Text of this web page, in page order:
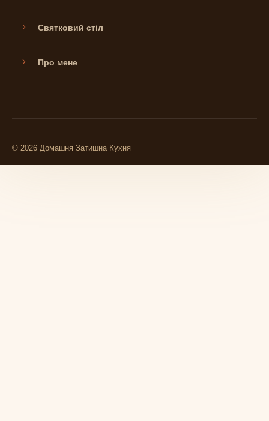
Святковий стіл
Про мене
© 2026 Домашня Затишна Кухня